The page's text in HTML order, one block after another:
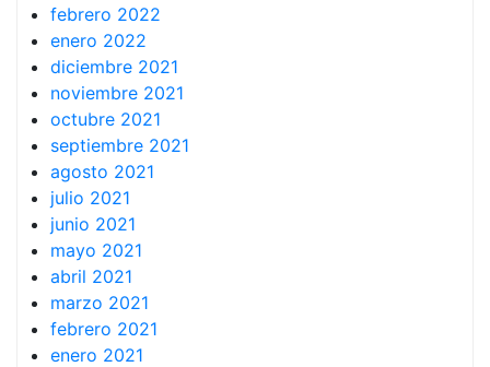
febrero 2022
enero 2022
diciembre 2021
noviembre 2021
octubre 2021
septiembre 2021
agosto 2021
julio 2021
junio 2021
mayo 2021
abril 2021
marzo 2021
febrero 2021
enero 2021